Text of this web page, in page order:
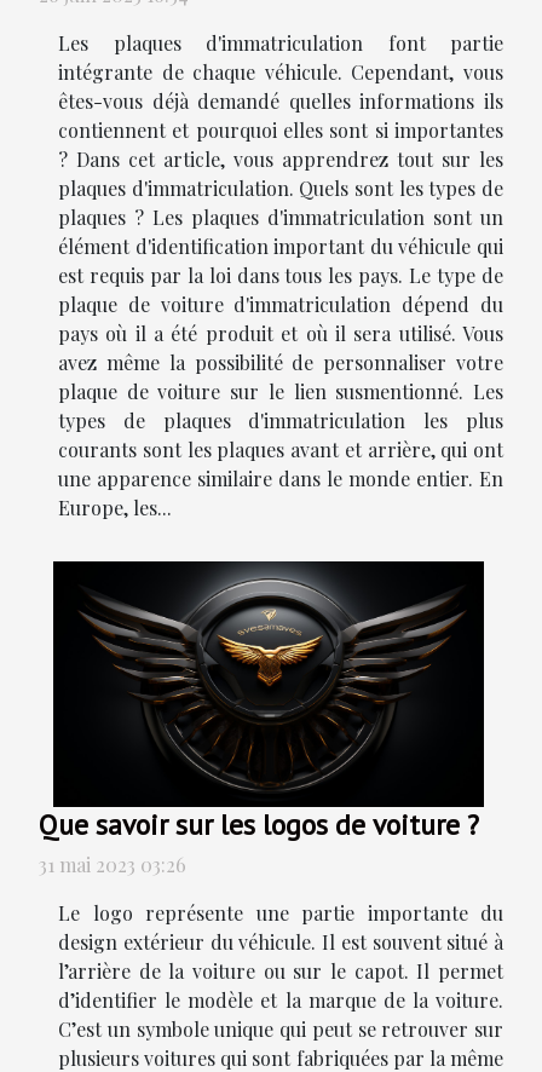
Les plaques d'immatriculation font partie
intégrante de chaque véhicule. Cependant, vous
êtes-vous déjà demandé quelles informations ils
contiennent et pourquoi elles sont si importantes
? Dans cet article, vous apprendrez tout sur les
plaques d'immatriculation. Quels sont les types de
plaques ? Les plaques d'immatriculation sont un
élément d'identification important du véhicule qui
est requis par la loi dans tous les pays. Le type de
plaque de voiture d'immatriculation dépend du
pays où il a été produit et où il sera utilisé. Vous
avez même la possibilité de personnaliser votre
plaque de voiture sur le lien susmentionné. Les
types de plaques d'immatriculation les plus
courants sont les plaques avant et arrière, qui ont
une apparence similaire dans le monde entier. En
Europe, les...
Que savoir sur les logos de voiture ?
31 mai 2023 03:26
Le logo représente une partie importante du
design extérieur du véhicule. Il est souvent situé à
l’arrière de la voiture ou sur le capot. Il permet
d’identifier le modèle et la marque de la voiture.
C’est un symbole unique qui peut se retrouver sur
plusieurs voitures qui sont fabriquées par la même